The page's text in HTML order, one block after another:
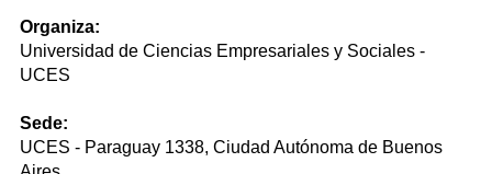
Organiza:
Universidad de Ciencias Empresariales y Sociales -
UCES
Sede:
UCES - Paraguay 1338, Ciudad Autónoma de Buenos